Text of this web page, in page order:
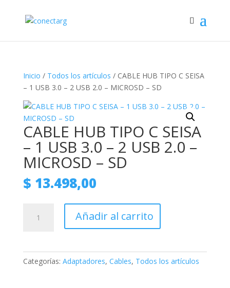
Inicio / Todos los artículos / CABLE HUB TIPO C SEISA
– 1 USB 3.0 – 2 USB 2.0 – MICROSD – SD
CABLE HUB TIPO C SEISA
– 1 USB 3.0 – 2 USB 2.0 –
MICROSD – SD
$ 13.498,00
Añadir al carrito
Categorías: Adaptadores, Cables, Todos los artículos